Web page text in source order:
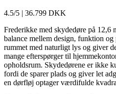
4.5/5 | 36.799 DKK
Frederikke med skydedøre på 12,6
balance mellem design, funktion
rummet med naturligt lys og giver
mange efterspørger til
opholdsrum. Skydedørene er ikke
fordi de sparer plads og giver let
en dørfløj optager værdifulde